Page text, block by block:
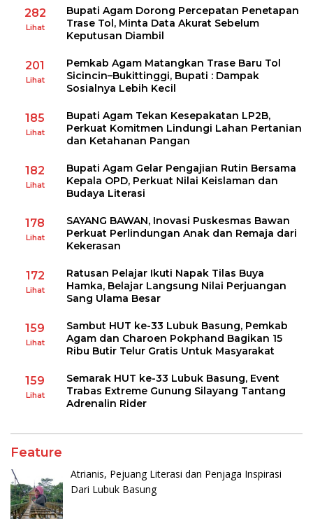
282
Lihat
Bupati Agam Dorong Percepatan Penetapan
Trase Tol, Minta Data Akurat Sebelum
Keputusan Diambil
201
Lihat
Pemkab Agam Matangkan Trase Baru Tol
Sicincin–Bukittinggi, Bupati : Dampak
Sosialnya Lebih Kecil
185
Lihat
Bupati Agam Tekan Kesepakatan LP2B,
Perkuat Komitmen Lindungi Lahan Pertanian
dan Ketahanan Pangan
182
Lihat
Bupati Agam Gelar Pengajian Rutin Bersama
Kepala OPD, Perkuat Nilai Keislaman dan
Budaya Literasi
178
Lihat
SAYANG BAWAN, Inovasi Puskesmas Bawan
Perkuat Perlindungan Anak dan Remaja dari
Kekerasan
172
Lihat
Ratusan Pelajar Ikuti Napak Tilas Buya
Hamka, Belajar Langsung Nilai Perjuangan
Sang Ulama Besar
159
Lihat
Sambut HUT ke-33 Lubuk Basung, Pemkab
Agam dan Charoen Pokphand Bagikan 15
Ribu Butir Telur Gratis Untuk Masyarakat
159
Lihat
Semarak HUT ke-33 Lubuk Basung, Event
Trabas Extreme Gunung Silayang Tantang
Adrenalin Rider
Feature
Atrianis, Pejuang Literasi dan Penjaga Inspirasi
Dari Lubuk Basung